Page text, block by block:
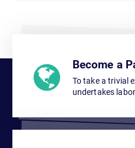
Become a
To take a trivial
undertakes